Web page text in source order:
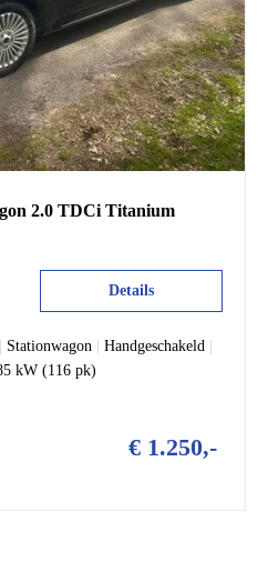
2.0 TDCi Titanium
Details
| Stationwagon | Handgeschakeld |
kW (116 pk)
€ 1.250,-